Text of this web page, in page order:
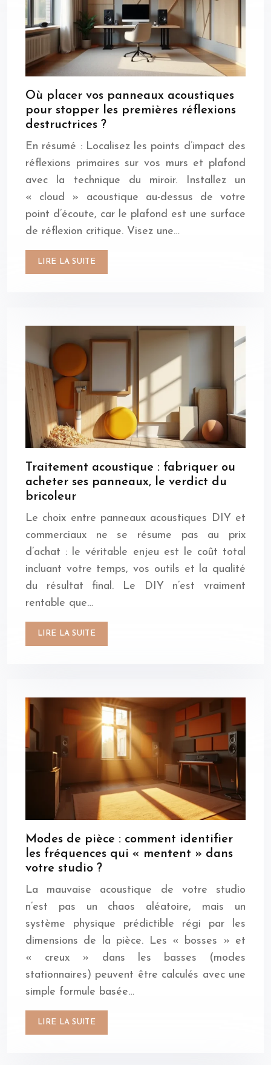
Où placer vos panneaux acoustiques
pour stopper les premières réflexions
destructrices ?
En résumé : Localisez les points d’impact des
réflexions primaires sur vos murs et plafond
avec la technique du miroir. Installez un
« cloud » acoustique au-dessus de votre
point d’écoute, car le plafond est une surface
de réflexion critique. Visez une…
LIRE LA SUITE
Traitement acoustique : fabriquer ou
acheter ses panneaux, le verdict du
bricoleur
Le choix entre panneaux acoustiques DIY et
commerciaux ne se résume pas au prix
d’achat : le véritable enjeu est le coût total
incluant votre temps, vos outils et la qualité
du résultat final. Le DIY n’est vraiment
rentable que…
LIRE LA SUITE
Modes de pièce : comment identifier
les fréquences qui « mentent » dans
votre studio ?
La mauvaise acoustique de votre studio
n’est pas un chaos aléatoire, mais un
système physique prédictible régi par les
dimensions de la pièce. Les « bosses » et
« creux » dans les basses (modes
stationnaires) peuvent être calculés avec une
simple formule basée…
LIRE LA SUITE